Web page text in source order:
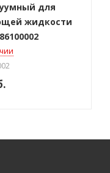
для
жидкости